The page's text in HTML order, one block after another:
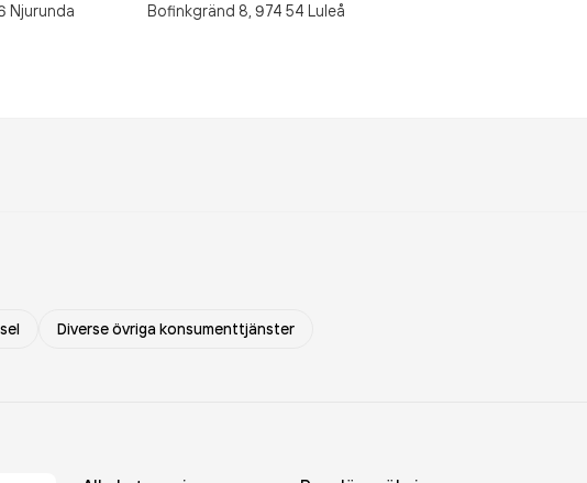
Njurunda
Bofinkgränd 8, 974 54 Luleå
Diverse övriga konsumenttjänster